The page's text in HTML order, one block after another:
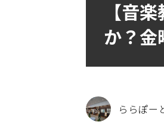
【音
か？
ららぽー